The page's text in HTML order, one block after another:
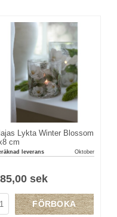
Lykta Winter Blossom
cm
leverans Oktober
sek
FÖRBOKA